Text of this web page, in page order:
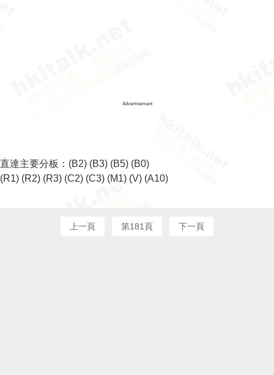
Advertisement
直達主要分板： (B2) (B3) (B5) (B0)
(R1) (R2) (R3) (C2) (C3) (M1) (V) (A10)
上一頁 第181頁 下一頁